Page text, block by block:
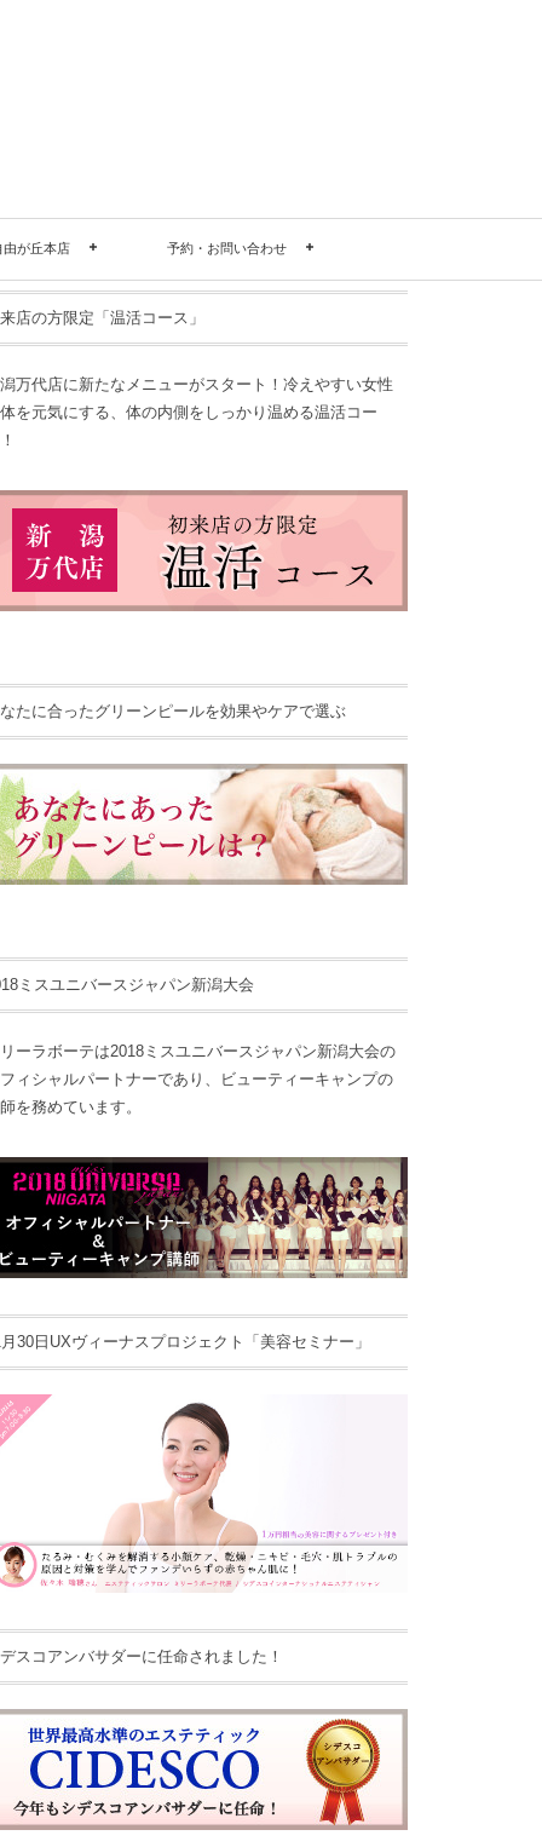
由が丘本店 予約・お問い合わせ
店の方限定「温活コース」
万代店に新たなメニューがスタート！冷えやすい女性
を元気にする、体の内側をしっかり温める温活コー
たに合ったグリーンピールを効果やケアで選ぶ
ミスユニバースジャパン新潟大会
ーラボーテは2018ミスユニバースジャパン新潟大会の
ィシャルパートナーであり、ビューティーキャンプの
を務めています。
30日UXヴィーナスプロジェクト「美容セミナー」
スコアンバサダーに任命されました！